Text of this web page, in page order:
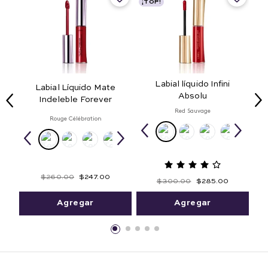
Labial Líquido Mate
Indeleble Forever
Rouge Célébration
$260.00 $247. 00
Agregar
¡TOP!
Labial líquido Infini
Absolu
Red Sauvage
$300.00 $285.00
Agregar